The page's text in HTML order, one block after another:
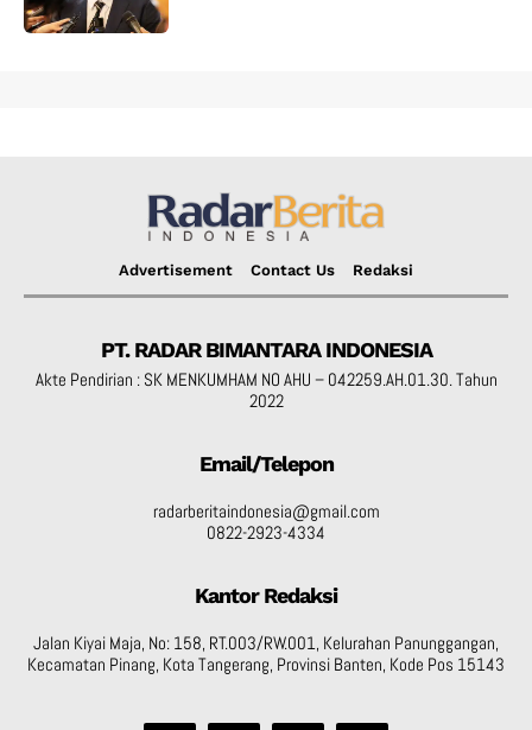
Advertisement Contact Us Redaksi
PT. RADAR BIMANTARA INDONESIA
Akte Pendirian : SK MENKUMHAM NO AHU – 042259.AH.01.30. Tahun
2022
Email/Telepon
radarberitaindonesia@gmail.com
0822-2923-4334
Kantor Redaksi
Jalan Kiyai Maja, No: 158, RT.003/RW.001, Kelurahan Panunggangan,
Kecamatan Pinang, Kota Tangerang, Provinsi Banten, Kode Pos 15143